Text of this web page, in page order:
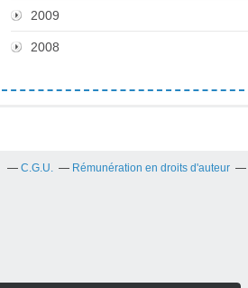
2009
2008
C.G.U. Rémunération en droits d'auteur